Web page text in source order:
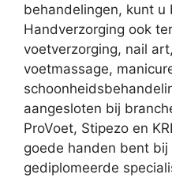
behandelingen, kunt u
Handverzorging ook
voetverzorging, nail
voetmassage,
aangesloten bij
ProVoet, Stipezo en
goede handen bent bij
gediplomeerde